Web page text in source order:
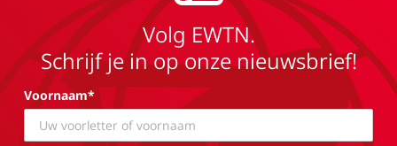
Volg EWTN.
Schrijf je in op onze nieuwsbrief!
Voornaam*